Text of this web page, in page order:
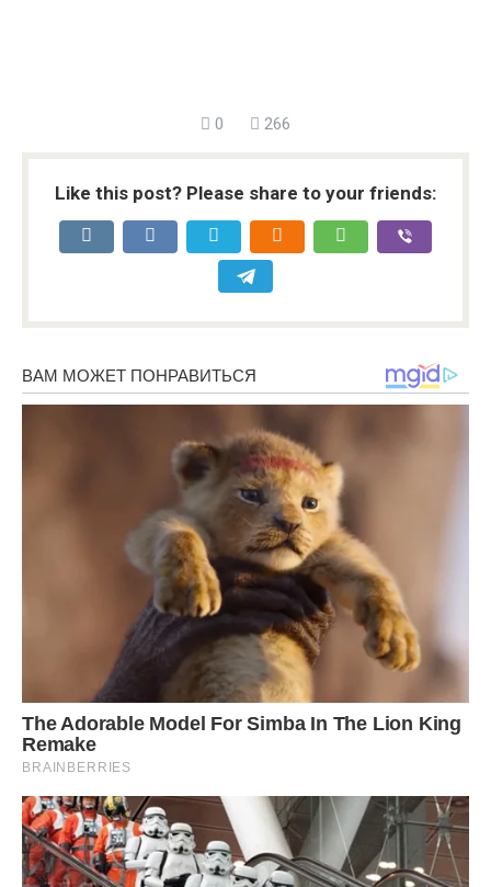
0 266
Like this post? Please share to your friends: